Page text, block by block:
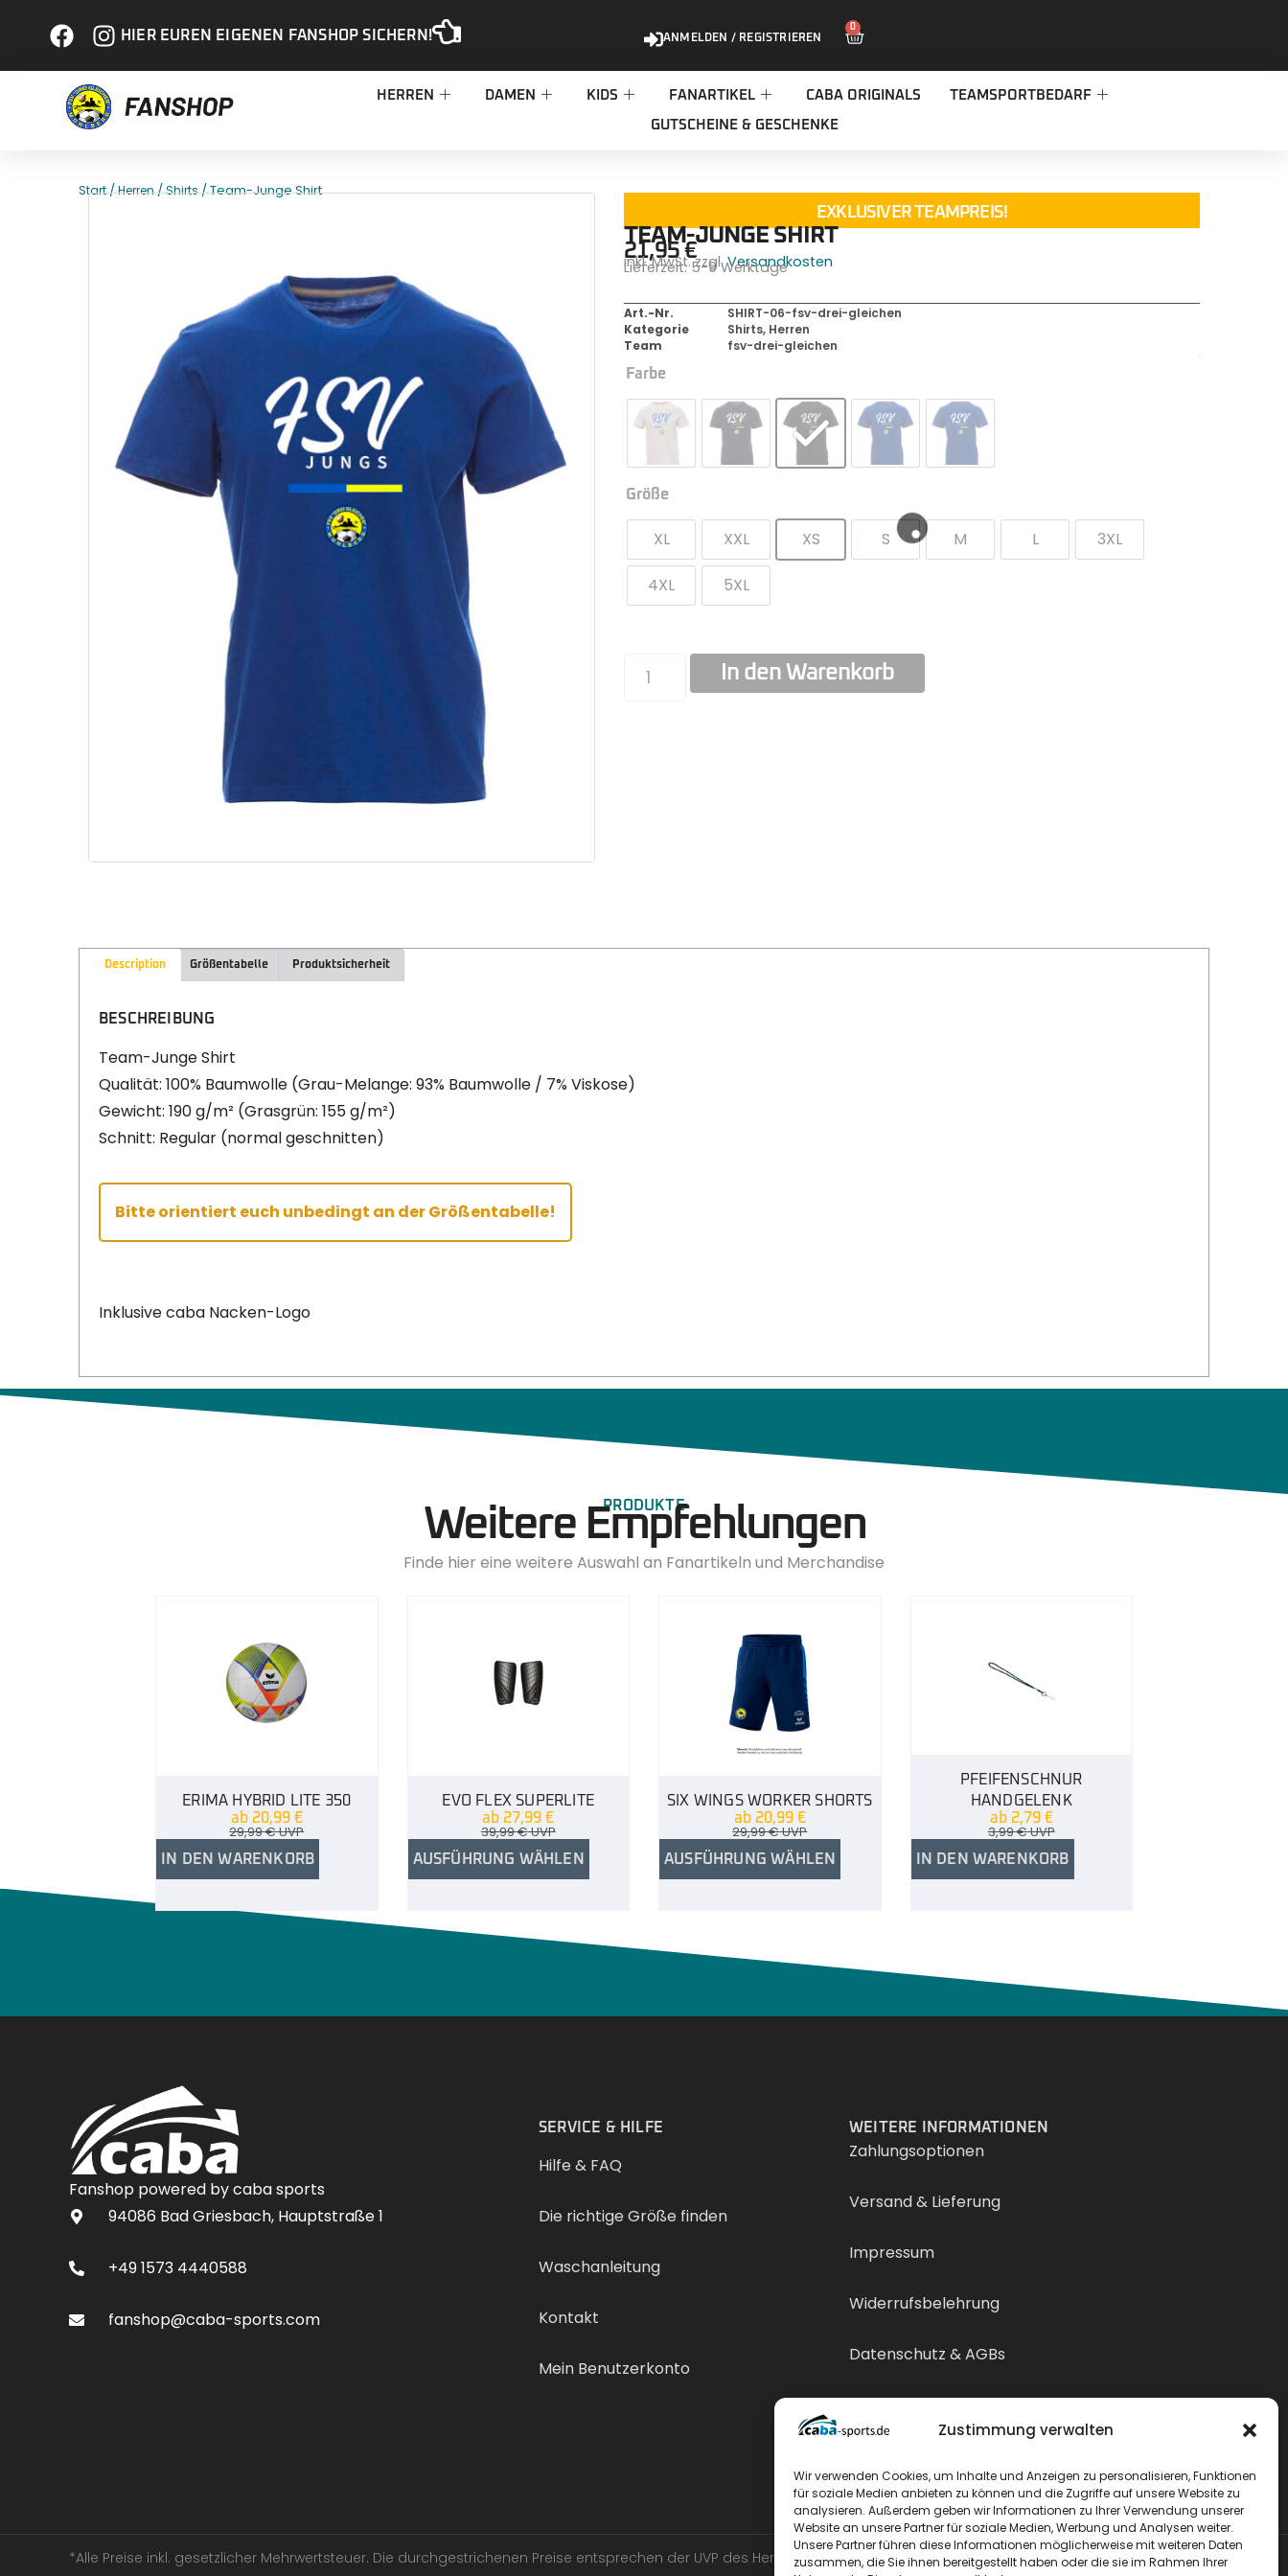
Zustimmung verwalten
Wir verwenden Cookies, um Inhalte und Anzeigen zu personalisieren, Funktionen
für soziale Medien anbieten zu können und die Zugriffe auf unsere Website zu
analysieren. Außerdem geben wir Informationen zu Ihrer Verwendung unserer
Website an unsere Partner für soziale Medien, Werbung und Analysen weiter.
Unsere Partner führen diese Informationen möglicherweise mit weiteren Daten
zusammen, die Sie ihnen bereitgestellt haben oder die sie im Rahmen Ihrer
HIER EUREN EIGENEN FANSHOP SICHERN! ANMELDEN / REGISTRIEREN
0
HERREN DAMEN KIDS FANARTIKEL CABA ORIGINALS TEAMSPORTBEDARF
GUTSCHEINE & GESCHENKE
Start/Herren/Shirts/ Team-Junge Shirt
EXKLUSIVER TEAMPREIS!
TEAM-JUNGE SHIRT
21,95€
inkl. MwSt. zzgl.Versandkosten
Lieferzeit:5-9 Werktage
Art.-Nr.
SHIRT-06-fsv-drei-gleichen
Kategorie
Shirts, Herren
Team
fsv-drei-gleichen
Farbe
Größe
XL XXL XS S M L 3XL
4XL 5XL
In den Warenkorb
Description Größentabelle Produktsicherheit
BESCHREIBUNG
Team-Junge Shirt
Qualität: 100% Baumwolle (Grau-Melange: 93% Baumwolle / 7% Viskose)
Gewicht: 190 g/m² (Grasgrün: 155 g/m²)
Schnitt: Regular (normal geschnitten)
Bitte orientiert euch unbedingt an der Größentabelle!
Inklusive caba Nacken-Logo
PRODUKTE
Weitere Empfehlungen
Finde hier eine weitere Auswahl an Fanartikeln und Merchandise
ERIMA HYBRID LITE 350
ab 20,99 €
29,99€UVP
IN DEN WARENKORB
EVO FLEX SUPERLITE
ab 27,99€
39,99€UVP
AUSFÜHRUNG WÄHLEN
SIX WINGS WORKER SHORTS
ab 20,99 €
29,99€UVP
AUSFÜHRUNG WÄHLEN
PFEIFENSCHNUR
HANDGELENK
ab 2,79 €
3,99€UVP
IN DEN WARENKORB
Fanshop powered by caba sports
94086 Bad Griesbach, Hauptstraße 1
+49 1573 4440588
fanshop@caba-sports.com
SERVICE & HILFE
Hilfe & FAQ
Die richtige Größe finden
Waschanleitung
Kontakt
Mein Benutzerkonto
WEITERE INFORMATIONEN
Zahlungsoptionen
Versand & Lieferung
Impressum
Widerrufsbelehrung
Datenschutz & AGBs
Vertrag widerrufen
*Alle Preise inkl. gesetzlicher Mehrwertsteuer. Die durchgestrichenen Preise entsprechen der UVP des Herstellers.